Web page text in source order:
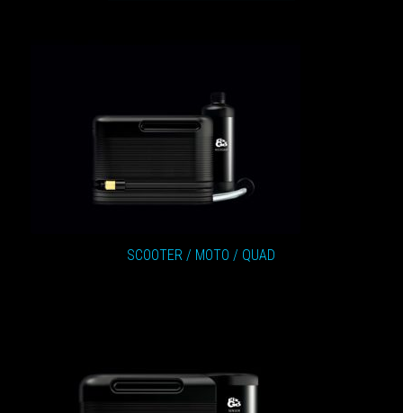
SCOOTER / MOTO / QUAD